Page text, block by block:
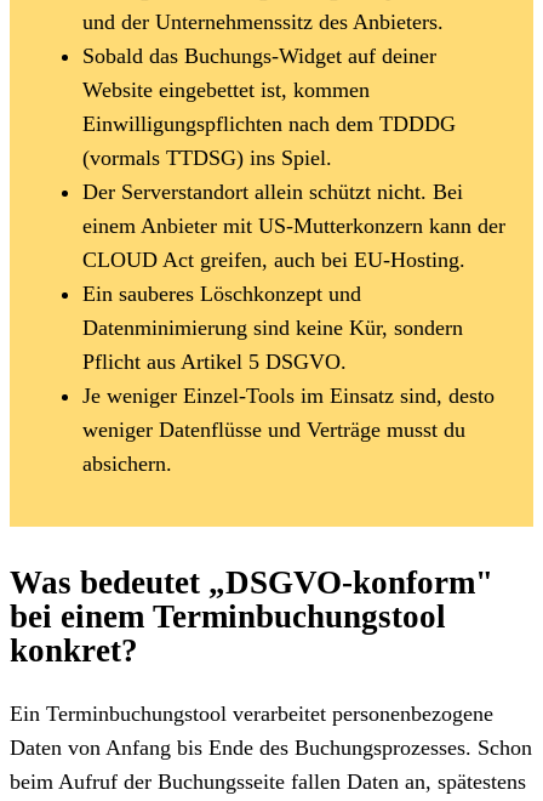
und der Unternehmenssitz des Anbieters.
Sobald das Buchungs-Widget auf deiner
Website eingebettet ist, kommen
Einwilligungspflichten nach dem TDDDG
(vormals TTDSG) ins Spiel.
Der Serverstandort allein schützt nicht. Bei
einem Anbieter mit US-Mutterkonzern kann der
CLOUD Act greifen, auch bei EU-Hosting.
Ein sauberes Löschkonzept und
Datenminimierung sind keine Kür, sondern
Pflicht aus Artikel 5 DSGVO.
Je weniger Einzel-Tools im Einsatz sind, desto
weniger Datenflüsse und Verträge musst du
absichern.
Was bedeutet „DSGVO-konform"
bei einem Terminbuchungstool
konkret?
Ein Terminbuchungstool verarbeitet personenbezogene
Daten von Anfang bis Ende des Buchungsprozesses. Schon
beim Aufruf der Buchungsseite fallen Daten an, spätestens